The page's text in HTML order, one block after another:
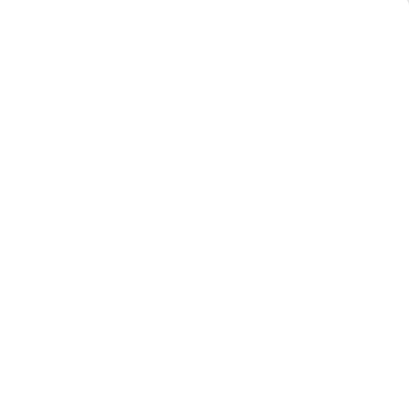
Перчатки предназначены для одноразового
манжету перчатки на руке до запястья,
руки.
пальцами правой руки, касаясь только
навыворот и держа за отворот. Держать её в правой
стороны, снять перчатку с правой руки,
правой, выбросить перчатки в мусор.